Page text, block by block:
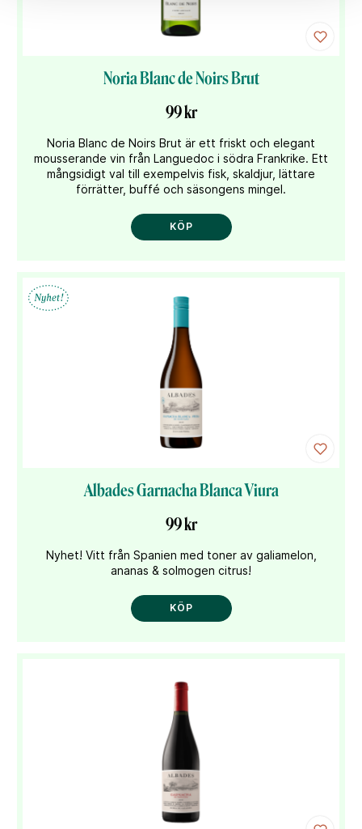
Noria Blanc de Noirs Brut
99 kr
Noria Blanc de Noirs Brut är ett friskt och elegant
mousserande vin från Languedoc i södra Frankrike. Ett
mångsidigt val till exempelvis fisk, skaldjur, lättare
förrätter, buffé och säsongens mingel.
KÖP
Albades Garnacha Blanca Viura
99 kr
Nyhet! Vitt från Spanien med toner av galiamelon,
ananas & solmogen citrus!
KÖP